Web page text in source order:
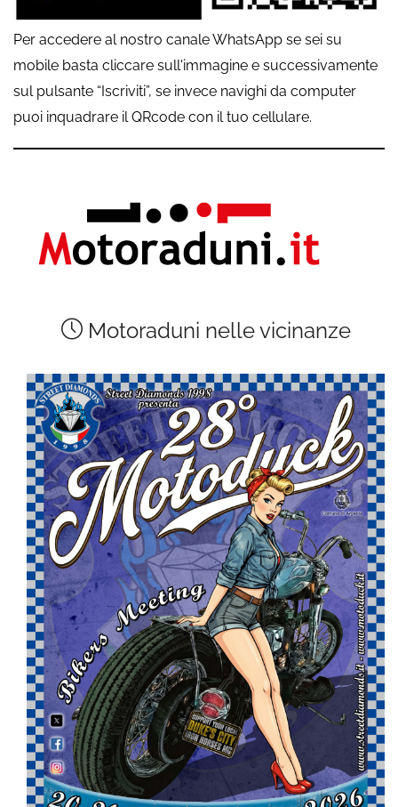
Per accedere al nostro canale WhatsApp se sei su
mobile basta cliccare sull'immagine e successivamente
sul pulsante “Iscriviti”, se invece navighi da computer
puoi inquadrare il QRcode con il tuo cellulare.
Motoraduni nelle vicinanze